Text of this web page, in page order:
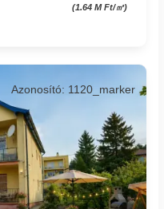
(1.64 M Ft/㎡)
Azonosító: 1120_marker